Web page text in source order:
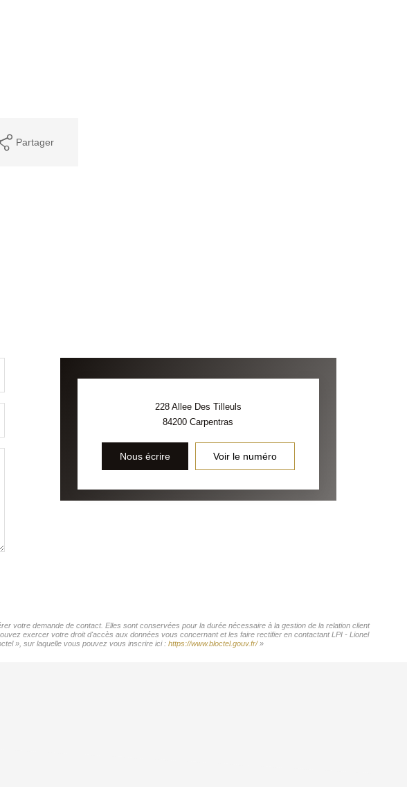
Partager
228 Allee Des Tilleuls
84200Carpentras
Nous écrire Voir le numéro
votre demande de contact. Elles sont conservées pour la durée nécessaire à la gestion de la relation client
exercer votre droit d'accès aux données vous concernant et les faire rectifier en contactant LPI - Lionel
», sur laquelle vous pouvez vous inscrire ici : https://www.bloctel.gouv.fr/»